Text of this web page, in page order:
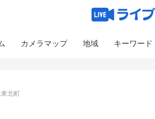
カメラマップ 地域 キーワード
北町